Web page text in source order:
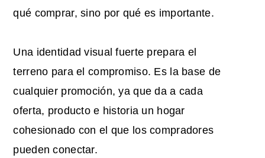
qué comprar, sino por qué es importante.
Una identidad visual fuerte prepara el
terreno para el compromiso. Es la base de
cualquier promoción, ya que da a cada
oferta, producto e historia un hogar
cohesionado con el que los compradores
pueden conectar.